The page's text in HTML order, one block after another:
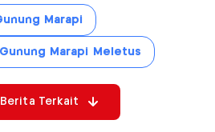
Marapi
Gunung Marapi Meletus
Terkait